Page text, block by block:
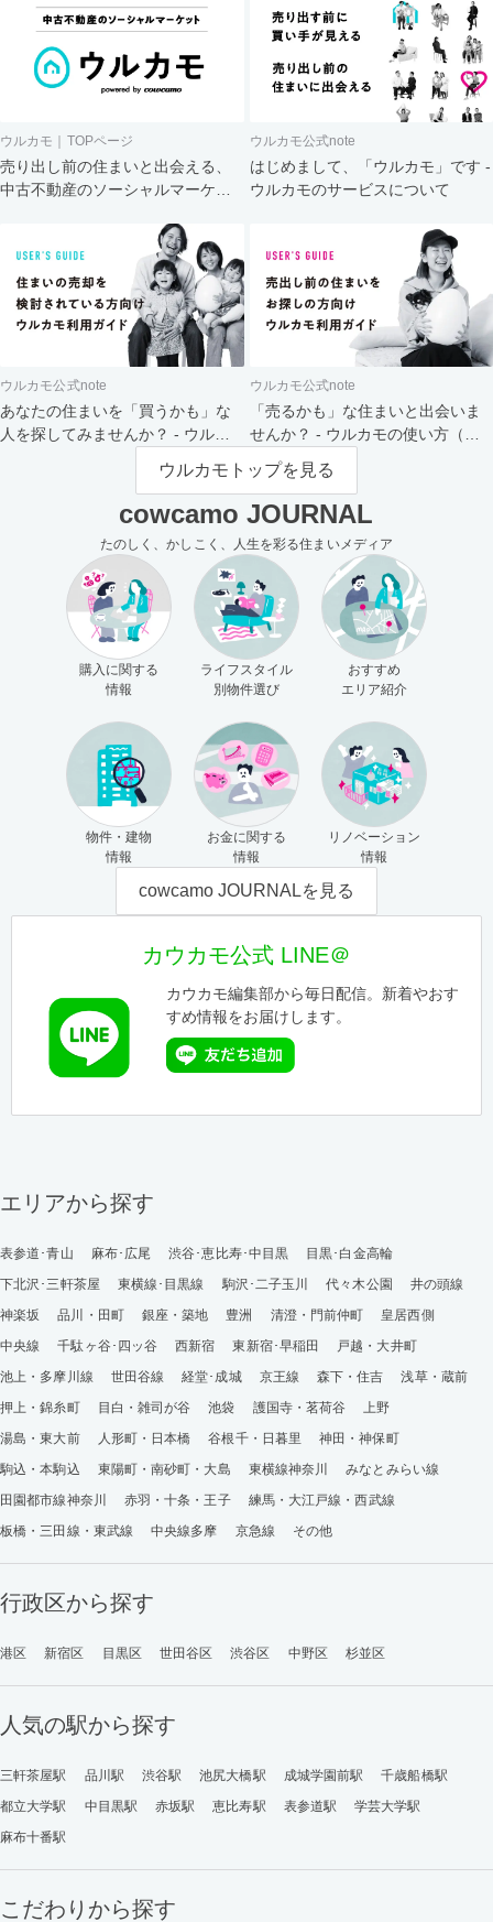
ウルカモ｜TOPページ
売り出し前の住まいと出会える、
中古不動産のソーシャルマーケッ
ウルカモ公式note
はじめまして、「ウルカモ」です -
ウルカモのサービスについて
ウルカモ公式note
あなたの住まいを「買うかも」な
人を探してみませんか？ - ウルカ
ウルカモ公式note
「売るかも」な住まいと出会いま
せんか？ - ウルカモの使い方（買
主さま向け）
ウルカモトップを見る
cowcamo JOURNAL
たのしく、かしこく、人生を彩る住まいメディア
購入に関する
情報
ライフスタイル
別物件選び
おすすめ
エリア紹介
物件・建物
情報
お金に関する
情報
リノベーション
情報
cowcamo JOURNALを見る
カウカモ公式 LINE＠
カウカモ編集部から毎日配信。新着やおす
すめ情報をお届けします。
エリアから探す
表参道･青山 麻布･広尾 渋谷･恵比寿･中目黒
目黒･白金高輪
下北沢･三軒茶屋
東横線･目黒線 駒沢･二子玉川 代々木公園
井の頭線
神楽坂
品川・田町 銀座・築地 豊洲 清澄・門前仲町
皇居西側
中央線
千駄ヶ谷･四ッ谷 西新宿 東新宿･早稲田
戸越・大井町
池上・多摩川線
世田谷線 経堂･成城 京王線 森下・住吉
浅草・蔵前
押上・錦糸町
目白・雑司が谷 池袋 護国寺・茗荷谷
上野
湯島・東大前
人形町・日本橋 谷根千・日暮里
神田・神保町
駒込・本駒込
東陽町・南砂町・大島 東横線神奈川
みなとみらい線
田園都市線神奈川
赤羽・十条・王子
練馬・大江戸線・西武線
板橋・三田線・東武線
中央線多摩 京急線 その他
行政区から探す
港区 新宿区 目黒区 世田谷区 渋谷区 中野区 杉並区
人気の駅から探す
三軒茶屋駅 品川駅 渋谷駅 池尻大橋駅 成城学園前駅
千歳船橋駅
都立大学駅
中目黒駅 赤坂駅 恵比寿駅 表参道駅
学芸大学駅
麻布十番駅
こだわりから探す